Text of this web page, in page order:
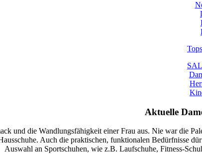
Aktuelle
und die Wandlungsfähigkeit einer Frau aus. Nie war die
Auch die praktischen, funktionalen Bedürfnisse
Auswahl an Sportschuhen, wie z.B. Laufschuhe, Fitness-